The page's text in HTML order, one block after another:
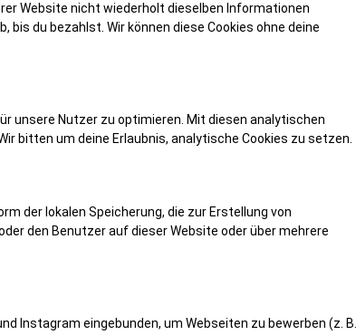
Website nicht wiederholt dieselben Informationen
bis du bezahlst. Wir können diese Cookies ohne deine
unsere Nutzer zu optimieren. Mit diesen analytischen
bitten um deine Erlaubnis, analytische Cookies zu setzen.
der lokalen Speicherung, die zur Erstellung von
den Benutzer auf dieser Website oder über mehrere
Instagram eingebunden, um Webseiten zu bewerben (z. B.